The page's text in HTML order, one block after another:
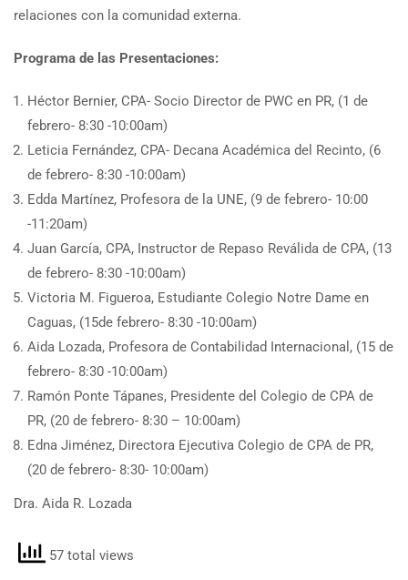
relaciones con la comunidad externa.
Programa de las Presentaciones:
Héctor Bernier, CPA- Socio Director de PWC en PR, (1 de
febrero- 8:30 -10:00am)
Leticia Fernández, CPA- Decana Académica del Recinto, (6
de febrero- 8:30 -10:00am)
Edda Martínez, Profesora de la UNE, (9 de febrero- 10:00
-11:20am)
Juan García, CPA, Instructor de Repaso Reválida de CPA, (13
de febrero- 8:30 -10:00am)
Victoria M. Figueroa, Estudiante Colegio Notre Dame en
Caguas, (15de febrero- 8:30 -10:00am)
Aida Lozada, Profesora de Contabilidad Internacional, (15 de
febrero- 8:30 -10:00am)
Ramón Ponte Tápanes, Presidente del Colegio de CPA de
PR, (20 de febrero- 8:30 – 10:00am)
Edna Jiménez, Directora Ejecutiva Colegio de CPA de PR,
(20 de febrero- 8:30- 10:00am)
Dra. Aida R. Lozada
57 total views